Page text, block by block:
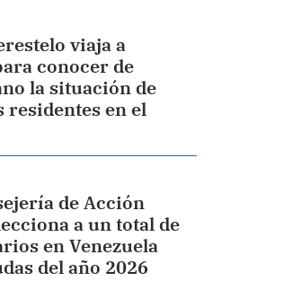
viaja a
conocer de
la situación de
residentes en el
de Acción
a un total de
en Venezuela
del año 2026